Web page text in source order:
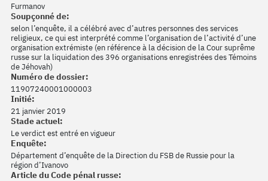
Furmanov
Soupçonné de:
selon l’enquête, il a célébré avec d’autres personnes des services
religieux, ce qui est interprété comme l’organisation de l’activité d’une
organisation extrémiste (en référence à la décision de la Cour suprême
russe sur la liquidation des 396 organisations enregistrées des Témoins
de Jéhovah)
Numéro de dossier:
11907240001000003
Initié:
21 janvier 2019
Stade actuel:
Le verdict est entré en vigueur
Enquête:
Département d’enquête de la Direction du FSB de Russie pour la
région d’Ivanovo
Article du Code pénal russe: